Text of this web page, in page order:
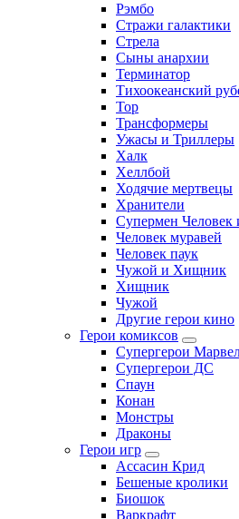
Рэмбо
Стражи галактики
Стрела
Сыны анархии
Терминатор
Тихоокеанский
Тор
Трансформеры
Ужасы и Триллеры
Халк
Хеллбой
Ходячие мертвецы
Хранители
Супермен Человек
Человек муравей
Человек паук
Чужой и Хищник
Хищник
Чужой
Другие герои кино
Герои комиксов
Супергерои
Супергерои ДС
Спаун
Конан
Монстры
Драконы
Герои игр
Ассасин Крид
Бешеные кролики
Биошок
Варкрафт